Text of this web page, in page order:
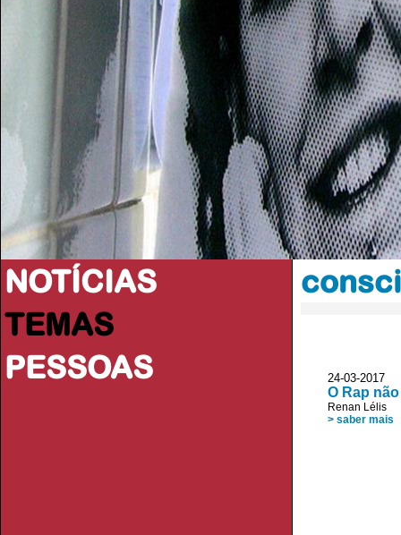
NOTÍCIAS
TEMAS
PESSOAS
24-03-2017
O Rap
Renan Lélis
> saber mais